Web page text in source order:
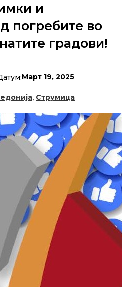
и
погребите во
градови!
Март 19, 2025
, Струмица